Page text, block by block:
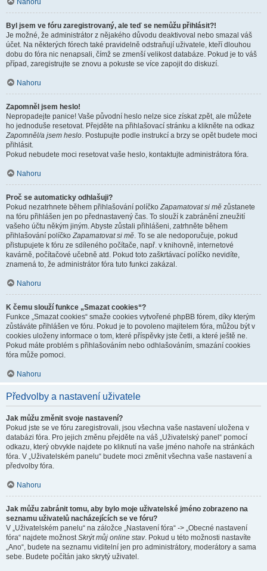
Nahoru
Byl jsem ve fóru zaregistrovaný, ale teď se nemůžu přihlásit?!
Je možné, že administrátor z nějakého důvodu deaktivoval nebo smazal váš
účet. Na některých fórech také pravidelně odstraňují uživatele, kteří dlouhou
dobu do fóra nic nenapsali, čímž se zmenší velikost databáze. Pokud je to váš
případ, zaregistrujte se znovu a pokuste se více zapojit do diskuzí.
Nahoru
Zapomněl jsem heslo!
Nepropadejte panice! Vaše původní heslo nelze sice získat zpět, ale můžete
ho jednoduše resetovat. Přejděte na přihlašovací stránku a klikněte na odkaz
Zapomněl/a jsem heslo. Postupujte podle instrukcí a brzy se opět budete moci
přihlásit.
Pokud nebudete moci resetovat vaše heslo, kontaktujte administrátora fóra.
Nahoru
Proč se automaticky odhlašuji?
Pokud nezatrhnete během přihlašování políčkoZapamatovat si mě zůstanete
na fóru přihlášen jen po přednastavený čas. To slouží k zabránění zneužití
vašeho účtu někým jiným. Abyste zůstali přihlášeni, zatrhněte během
přihlašování políčkoZapamatovat si mě. To se ale nedoporučuje, pokud
přistupujete k fóru ze sdíleného počítače, např. v knihovně, internetové
kavárně, počítačové učebně atd. Pokud toto zaškrtávací políčko nevidíte,
znamená to, že administrátor fóra tuto funkci zakázal.
Nahoru
K čemu slouží funkce „Smazat cookies“?
Funkce „Smazat cookies“ smaže cookies vytvořené phpBB fórem, díky kterým
zůstáváte přihlášen ve fóru. Pokud je to povoleno majitelem fóra, můžou být v
cookies uloženy informace o tom, které příspěvky jste četli, a které ještě ne.
Pokud máte problém s přihlašováním nebo odhlašováním, smazání cookies
fóra může pomoci.
Nahoru
Předvolby a nastavení uživatele
Jak můžu změnit svoje nastavení?
Pokud jste se ve fóru zaregistrovali, jsou všechna vaše nastavení uložena v
databázi fóra. Pro jejich změnu přejděte na váš „Uživatelský panel“ pomocí
odkazu, který obvykle najdete po kliknutí na vaše jméno nahoře na stránkách
fóra. V „Uživatelském panelu“ budete moci změnit všechna vaše nastavení a
předvolby fóra.
Nahoru
Jak můžu zabránit tomu, aby bylo moje uživatelské jméno zobrazeno na
seznamu uživatelů nacházejících se ve fóru?
V „Uživatelském panelu“ na záložce „Nastavení fóra“ -> „Obecné nastavení
fóra“ najdete možnostSkrýt můj online stav. Pokud u této možnosti nastavíte
„Ano“, budete na seznamu viditelní jen pro administrátory, moderátory a sama
sebe. Budete počítán jako skrytý uživatel.